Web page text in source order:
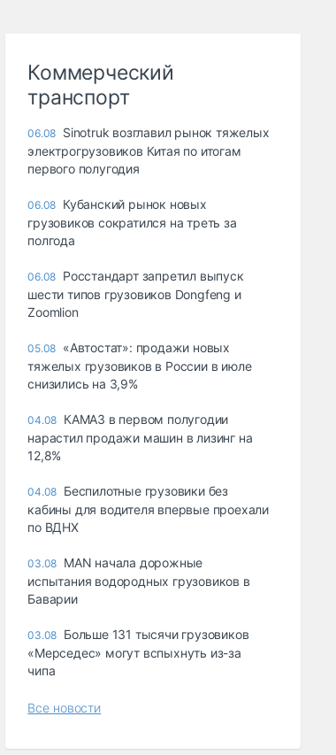
Коммерческий
транспорт
06.08 Sinotruk возглавил рынок тяжелых
электрогрузовиков Китая по итогам
первого полугодия
06.08 Кубанский рынок новых
грузовиков сократился на треть за
полгода
06.08 Росстандарт запретил выпуск
шести типов грузовиков Dongfeng и
Zoomlion
05.08 «Автостат»: продажи новых
тяжелых грузовиков в России в июле
снизились на 3,9%
04.08 КАМАЗ в первом полугодии
нарастил продажи машин в лизинг на
12,8%
04.08 Беспилотные грузовики без
кабины для водителя впервые проехали
по ВДНХ
03.08 MAN начала дорожные
испытания водородных грузовиков в
Баварии
03.08 Больше 131 тысячи грузовиков
«Мерседес» могут вспыхнуть из-за
чипа
Все новости